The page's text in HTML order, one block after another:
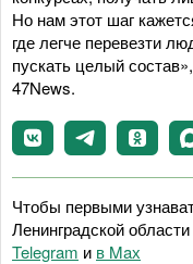
Но нам этот шаг
где легче перевезти
пускать целый
47News.
Чтобы первыми
Ленинградской
Telegram и в Maх